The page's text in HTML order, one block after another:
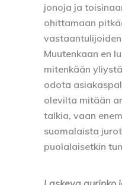
jonoja ja
ohittamaan
Muutenkaan en
mitenkään
odota
olevilta mitään
talkia, vaan
suomalaista
puolalaisetkin